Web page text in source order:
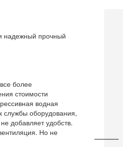
надежный прочный
более
стоимости
водная
службы оборудования,
добавляет удобств.
Но не